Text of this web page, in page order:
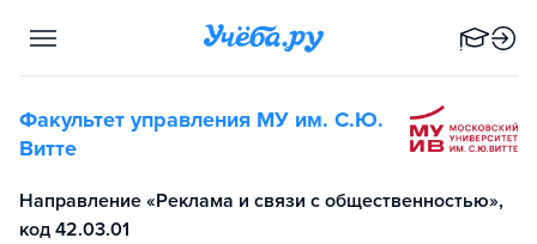
Факультет управления МУ им. С.Ю.
Витте
Направление «Реклама и связи с общественностью»,
код 42.03.01